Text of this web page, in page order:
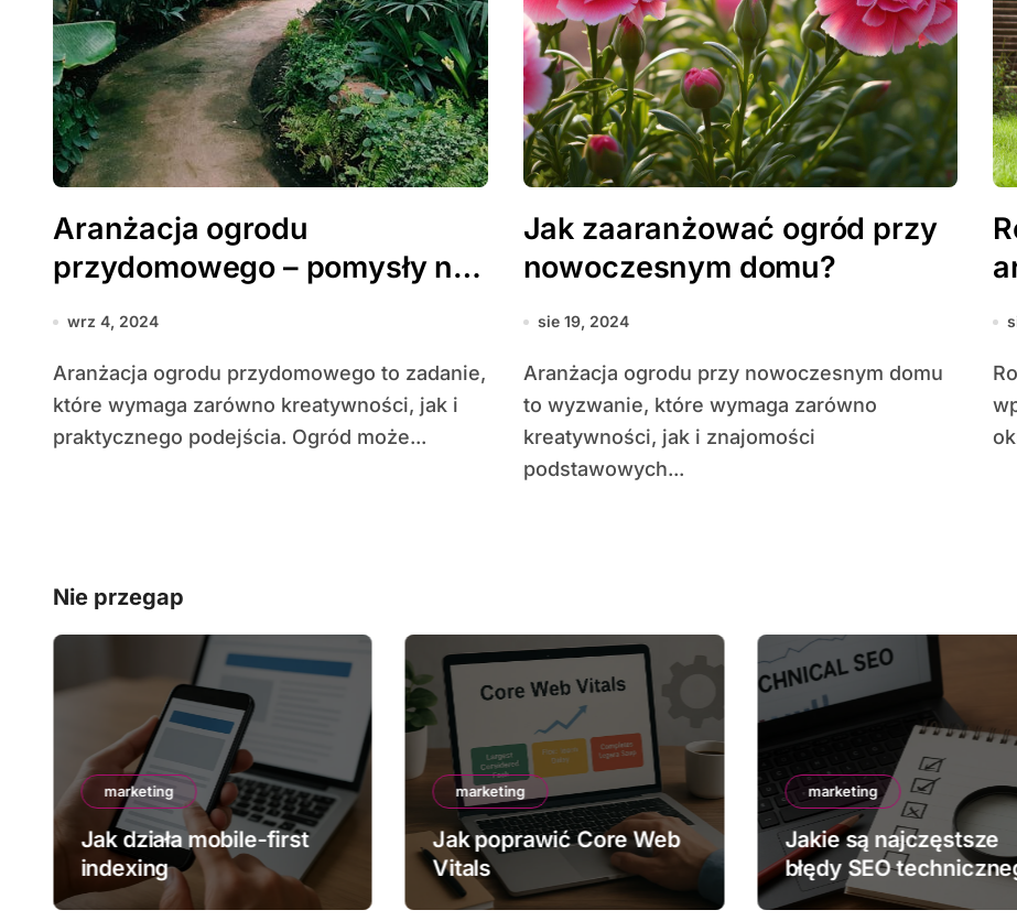
Aranżacja ogrodu
przydomowego – pomysły na
funkcjonalny i piękny ogród
wrz 4, 2024
Aranżacja ogrodu przydomowego to zadanie,
które wymaga zarówno kreatywności, jak i
praktycznego podejścia. Ogród może...
Jak zaaranżować ogród przy
nowoczesnym domu?
sie 19, 2024
Aranżacja ogrodu przy nowoczesnym domu
to wyzwanie, które wymaga zarówno
kreatywności, jak i znajomości
podstawowych...
Rośliny zimozielone to doskonały sposób na
Nie przegap
marketing
Jak działa mobile-first
indexing
marketing
Jak poprawić Core Web
Vitals
marketing
Jakie są najczęstsze
błędy SEO